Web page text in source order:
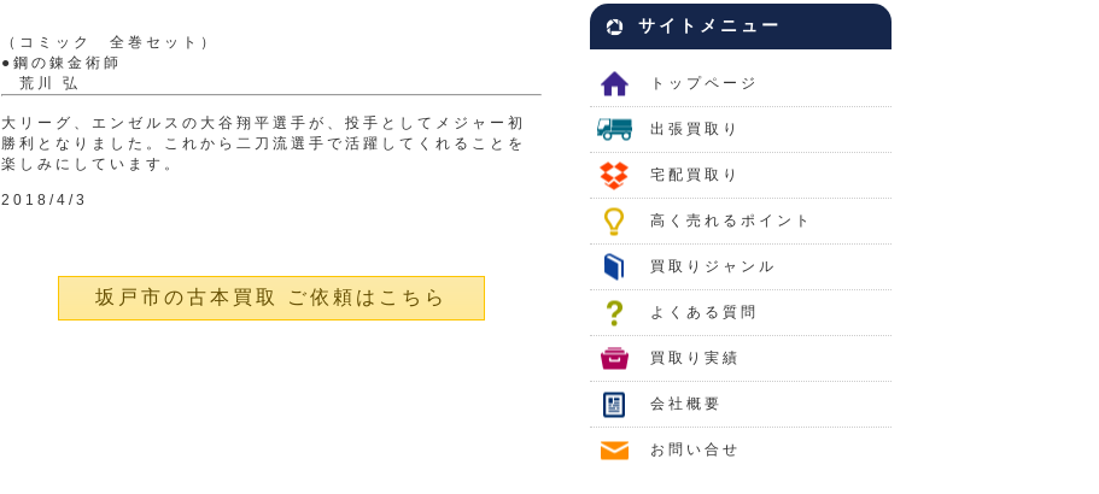
（コミック 全巻セット）
●鋼の錬金術師
荒川 弘
大リーグ、エンゼルスの大谷翔平選手が、投手としてメジャー初
勝利となりました。これから二刀流選手で活躍してくれることを
楽しみにしています。
2018/4/3
坂戸市の古本買取 ご依頼はこちら
サイトメニュー
トップページ
出張買取り
宅配買取り
高く売れるポイント
買取りジャンル
よくある質問
買取り実績
会社概要
お問い合せ